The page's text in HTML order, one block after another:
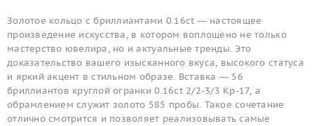
Золотое кольцо с бриллиантами 0.16ct — настоящее
произведение искусства, в котором воплощено не только
мастерство ювелира, но и актуальные тренды. Это
доказательство вашего изысканного вкуса, высокого статуса
и яркий акцент в стильном образе. Вставка — 56
бриллиантов круглой огранки 0.16ct 2/2-3/3 Кр-17, а
обрамлением служит золото 585 пробы. Такое сочетание
отлично смотрится и позволяет реализовывать самые